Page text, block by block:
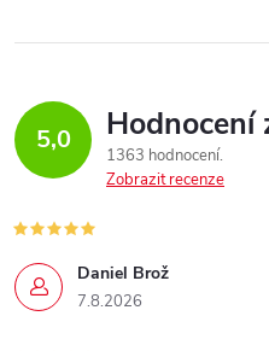
5,0 Hodnocení
1363 hodnocení
Zobrazit recenze
Daniel Brož
7.8.2026